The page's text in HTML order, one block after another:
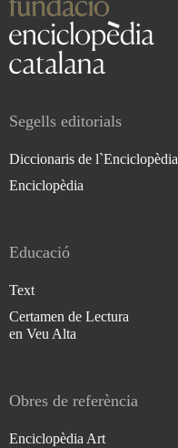
Segells editorials
Diccionaris de l`Enciclopèdia
Enciclopèdia
Educació
Text
Certamen de Lectura
en Veu Alta
Obres de referència
Enciclopèdia Art